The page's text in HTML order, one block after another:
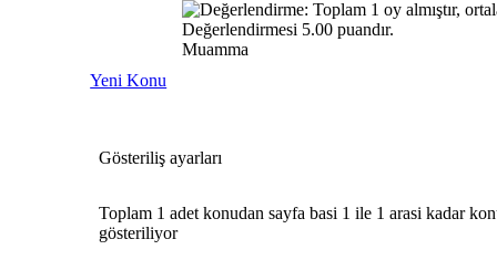
Muamma
Yeni Konu
Gösteriliş ayarları
Toplam 1 adet konudan sayfa basi 1 ile 1 arasi kadar
gösteriliyor